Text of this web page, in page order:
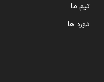
تیم ما
دوره ها